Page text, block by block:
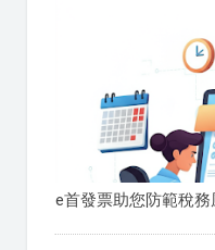
e首發票助您防範稅